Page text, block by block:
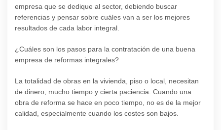
empresa que se dedique al sector, debiendo buscar
referencias y pensar sobre cuáles van a ser los mejores
resultados de cada labor integral.
¿Cuáles son los pasos para la contratación de una buena
empresa de reformas integrales?
La totalidad de obras en la vivienda, piso o local, necesitan
de dinero, mucho tiempo y cierta paciencia. Cuando una
obra de reforma se hace en poco tiempo, no es de la mejor
calidad, especialmente cuando los costes son bajos.